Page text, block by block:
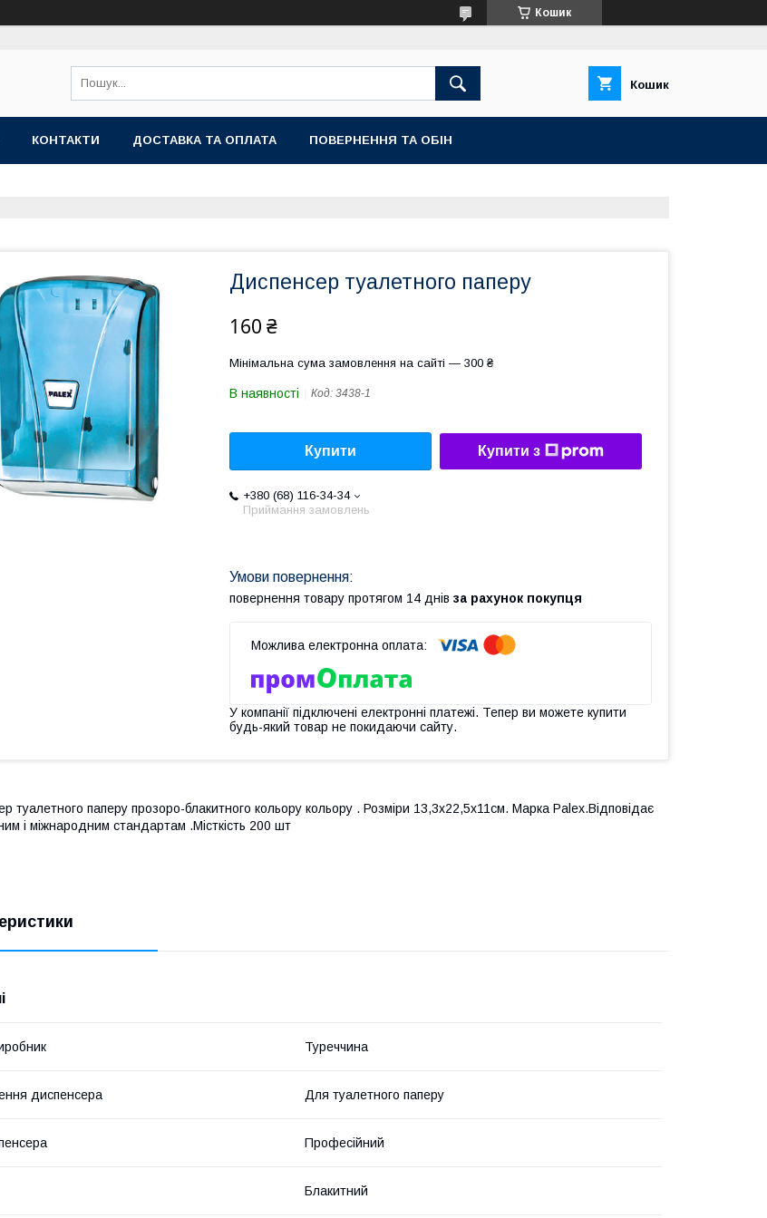
Кошик
Кошик
КОНТАКТИ ДОСТАВКА ТА ОПЛАТА ПОВЕРНЕННЯ ТА ОБІН
Диспенсер туалетного паперу
160 ₴
Мінімальна сума замовлення на сайті — 300 ₴
В наявності Код: 3438-1
Купити Купити з
+380 (68) 116-34-34
Приймання замовлень
повернення товару протягом 14 днів за рахунок покупця
У компанії підключені електронні платежі. Тепер ви можете купити
будь-який товар не покидаючи сайту.
туалетного паперу прозоро-блакитного кольору кольору . Розміри 13,3х22,5х11см. Марка Palex.Відповідає
і міжнародним стандартам .Місткість 200 шт
Туреччина
диспенсера Для туалетного паперу
Професійний
Блакитний